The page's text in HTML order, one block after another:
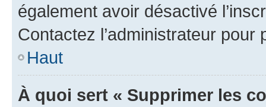
également avoir désactivé
Contactez l’administrateur
Haut
À quoi sert « Supprimer les